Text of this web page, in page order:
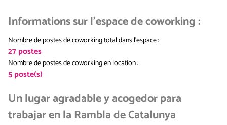
Informations sur l'espace de coworking:
Nombre de postes de coworking total dans l'espace:
27 postes
Nombre de postes de coworking en location:
5poste(s)
Un lugar agradable y acogedor para
trabajar en la Rambla de Catalunya